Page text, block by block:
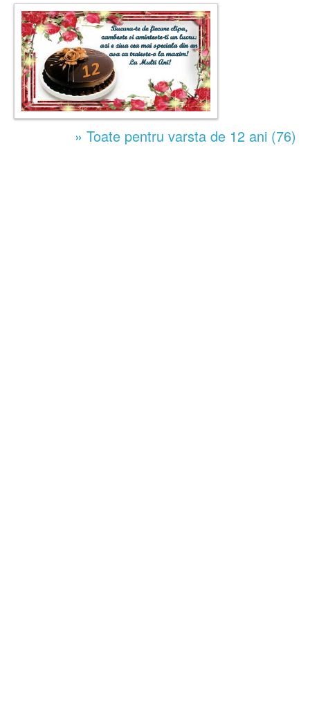
» Toate pentru varsta de 12 ani (76)